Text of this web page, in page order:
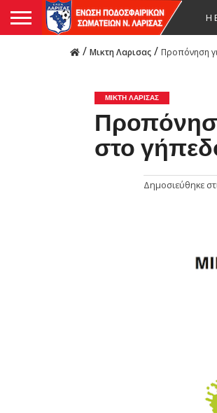
Η
/ Μικτη Λαρισας / Προπόνηση
ΜΙΚΤΗ ΛΑΡΙΣΑΣ
στο
Δημοσιεύθηκε